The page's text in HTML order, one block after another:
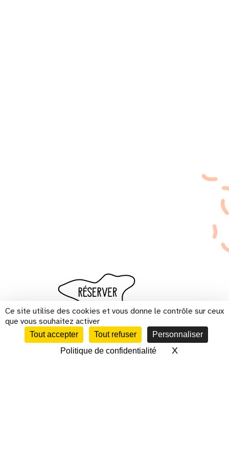
Ce site utilise des cookies et vous donne le contrôle sur ceux
que vous souhaitez activer
Tout accepter Tout refuser
Personnaliser
Politique de confidentialité
XMasquer le
CALENDRIER